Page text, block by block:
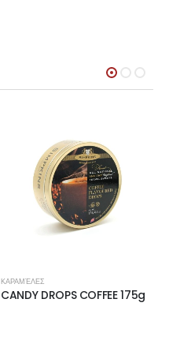
ΚΑΡΑΜΈΛΕΣ
CANDY DROPS COFFEE 175g